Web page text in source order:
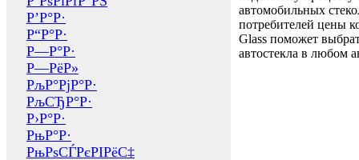
Р’Р°Р·
Р“Р°Р·
Р—Р°Р·
Р—РёР»
РљР°РјР°Р·
РљСЂР°Р·
Р›Р°Р·
РњР°Р·
РњРѕСЃРєРІРёС‡
автомобильных
потребителей цены
Glass поможет
автостекла в любом